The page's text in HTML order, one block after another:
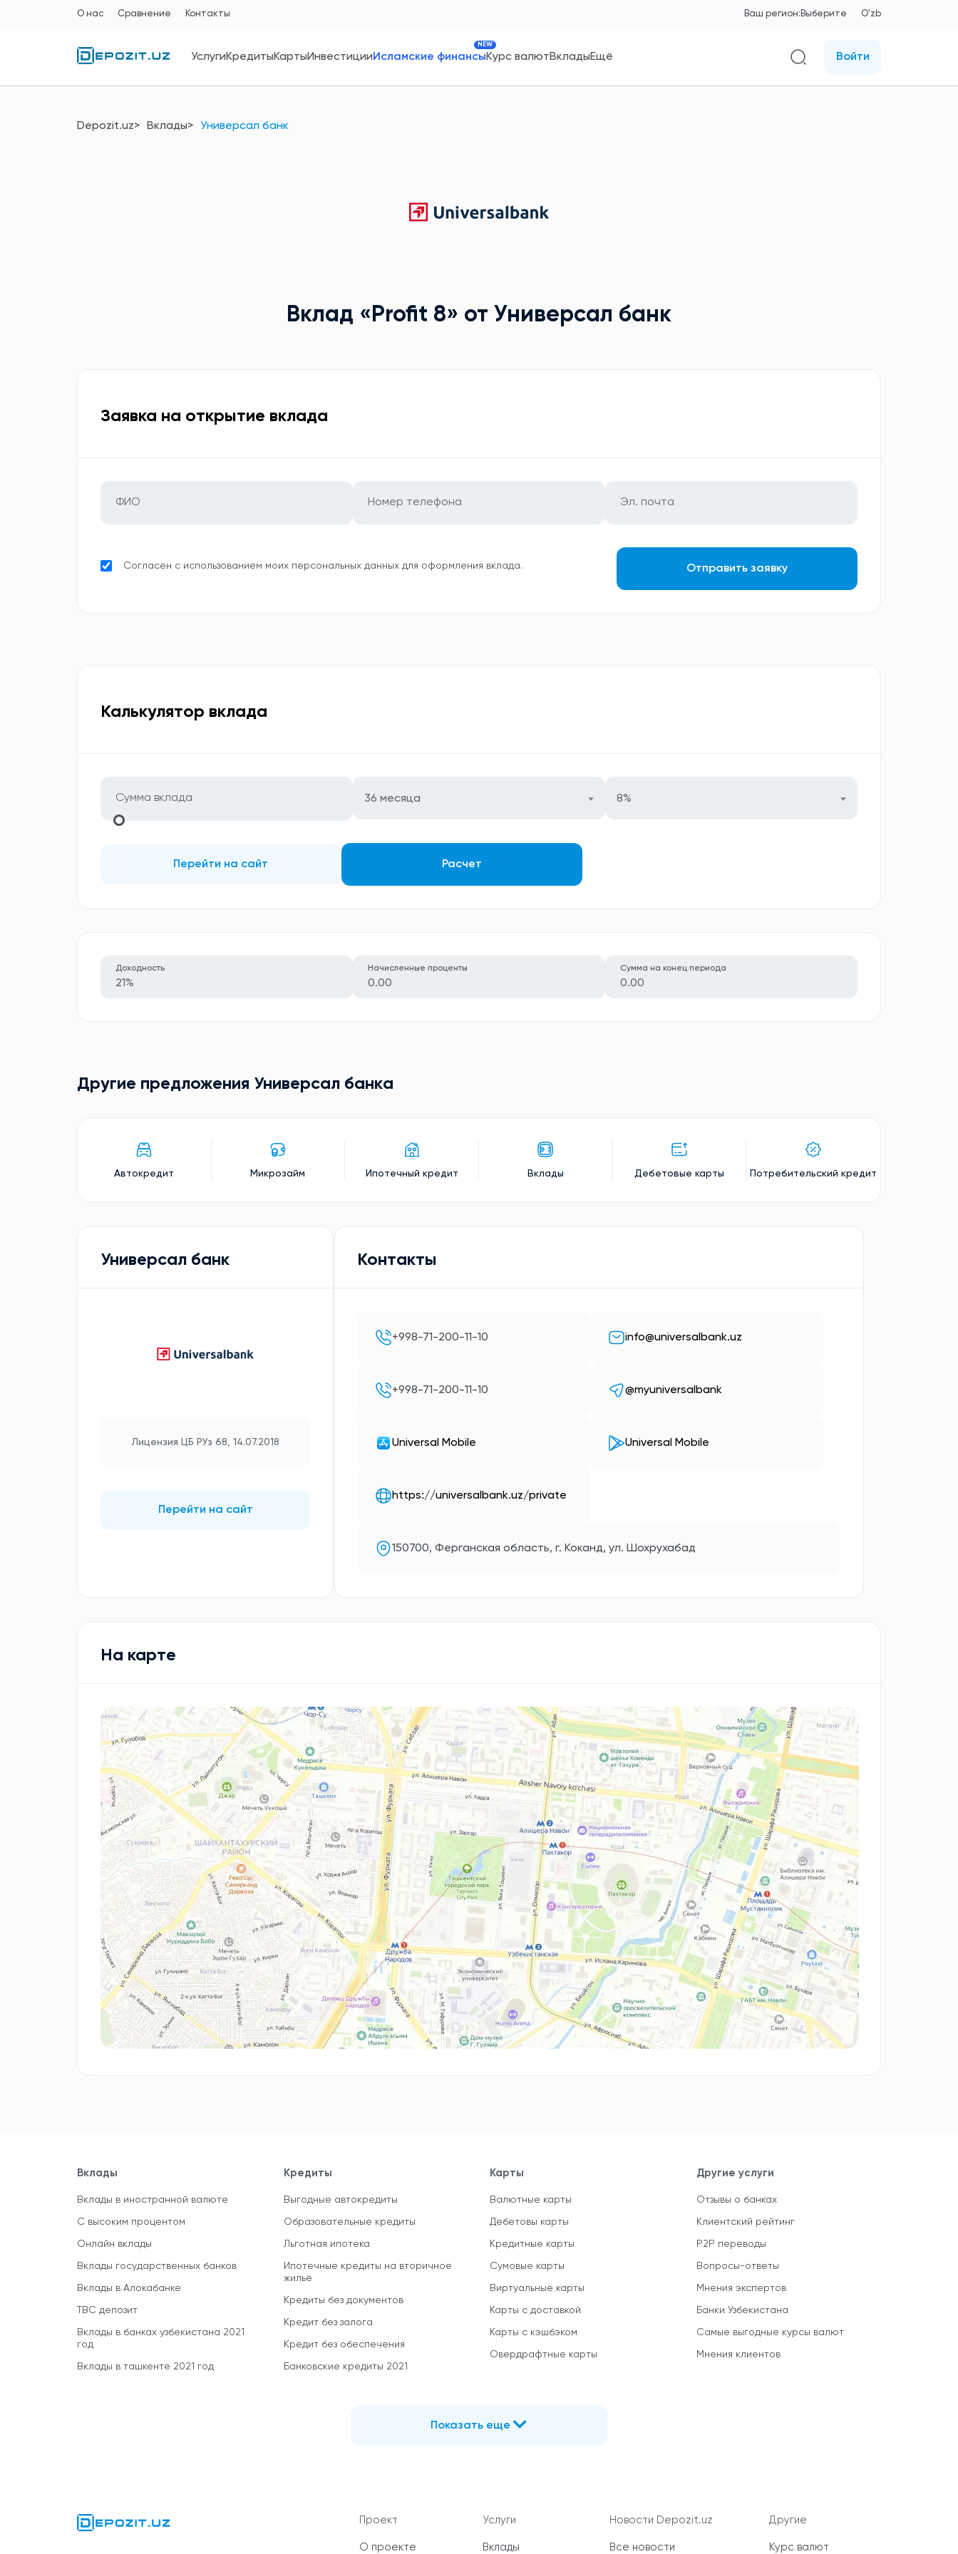
О нас Сравнение Контакты Ваш регион: Выберите O'zb
УслугиКредитыКартыИнвестицииИсламские финансы
NEW
Курс валютВкладыЕщё Войти
Depozit.uz Вклады Универсал банк
Вклад «Profit 8» от Универсал банк
Заявка на открытие вклада
Согласен с использованием моих персональных данных для оформления вклада. Отправить заявку
Калькулятор вклада
36 месяца 8%
Перейти на сайт Расчет
Доходность
21%
Начисленные проценты
0.00
Сумма на конец периода
0.00
Другие предложения Универсал банкa
Автокредит Микрозайм Ипотечный кредит Вклады Дебетовые карты Потребительский кредит
Универсал банк
Лицензия ЦБ РУз 68, 14.07.2018
Перейти на сайт
Контакты
+998-71-200-11-10 info@universalbank.uz
+998-71-200-11-10 @myuniversalbank
Universal Mobile Universal Mobile
https://universalbank.uz/private
150700, Ферганская область, г. Коканд, ул. Шохрухабад
На карте
Вклады
Вклады в иностранной валюте
С высоким процентом
Онлайн вклады
Вклады государственных банков
Вклады в Алокабанке
TBC депозит
Вклады в банках узбекистана 2021
год
Вклады в ташкенте 2021 год
Кредиты
Выгодные автокредиты
Образовательные кредиты
Льготная ипотека
Ипотечные кредиты на вторичное
жильё
Кредиты без документов
Кредит без залога
Кредит без обеспечения
Банковские кредиты 2021
Карты
Валютные карты
Дебетовы карты
Кредитные карты
Сумовые карты
Виртуальные карты
Карты с доставкой
Карты с кэшбэком
Овердрафтные карты
Другие услуги
Отзывы о банках
Клиентский рейтинг
P2P переводы
Вопросы-ответы
Мнения экспертов
Банки Узбекистана
Самые выгодные курсы валют
Мнения клиентов
Показать еще
Проект
О проекте
Услуги
Вклады
Новости Depozit.uz
Все новости
Другие
Курс валют